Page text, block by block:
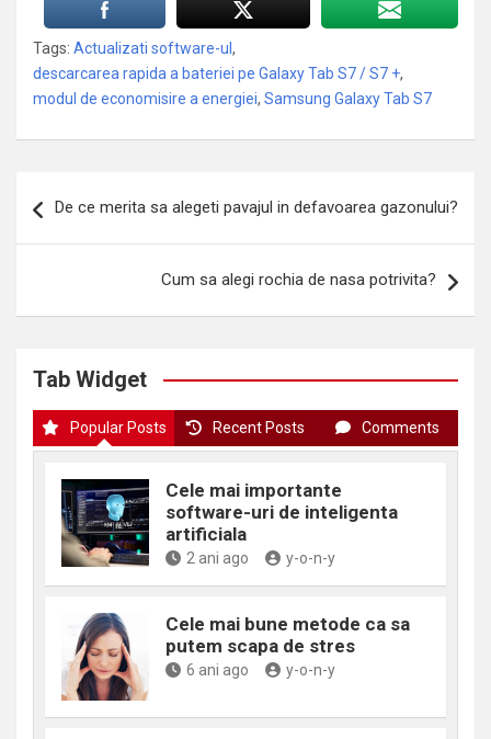
Tags: Actualizati software-ul ,
descarcarea rapida a bateriei pe Galaxy Tab S7 / S7 +,
modul de economisire a energiei, Samsung Galaxy Tab S7
în
De ce merita sa alegeti pavajul in defavoarea gazonului?
Cum sa alegi rochia de nasa potrivita?
Tab Widget
Popular Posts Recent Posts Comments
Cele mai importante
software-uri de inteligenta
artificiala
2 ani ago y-o-n-y
Cele mai bune metode ca sa
putem scapa de stres
6 ani ago y-o-n-y